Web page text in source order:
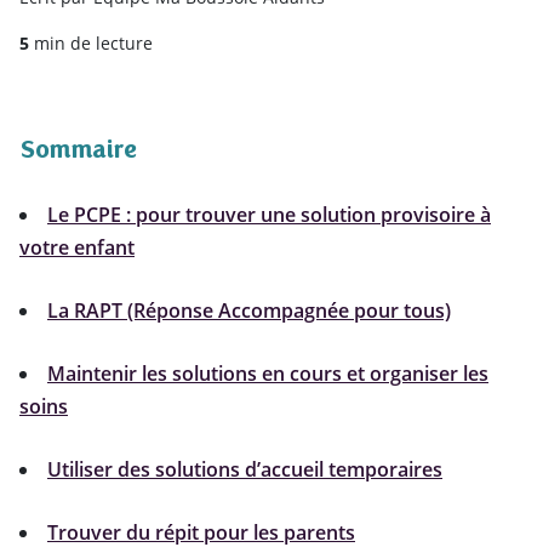
5 min de lecture
Sommaire
Le PCPE : pour trouver une solution provisoire à
votre enfant
La RAPT (Réponse Accompagnée pour tous)
Maintenir les solutions en cours et organiser les
soins
Utiliser des solutions d’accueil temporaires
Trouver du répit pour les parents